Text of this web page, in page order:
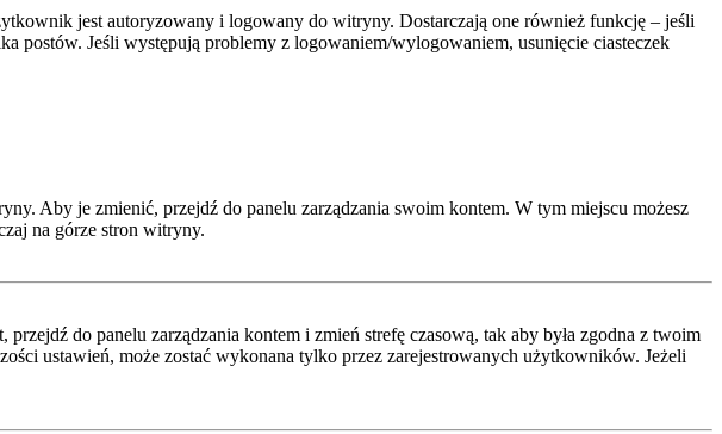
jest autoryzowany i logowany do witryny. Dostarczają one również funkcję – jeśli
postów. Jeśli występują problemy z logowaniem/wylogowaniem, usunięcie ciasteczek
Aby je zmienić, przejdź do panelu zarządzania swoim kontem. W tym miejscu możesz
na górze stron witryny.
do panelu zarządzania kontem i zmień strefę czasową, tak aby była zgodna z twoim
ustawień, może zostać wykonana tylko przez zarejestrowanych użytkowników. Jeżeli